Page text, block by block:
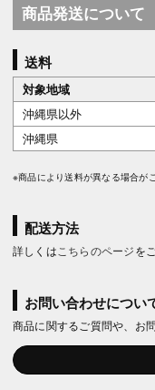
商品発送について
送料
対象地域
沖縄県以外
沖縄県
※商品により送料が異なる場合が
配送方法
詳しくは こちらのページを
お問い合わせについ
商品に関するご質問や、お